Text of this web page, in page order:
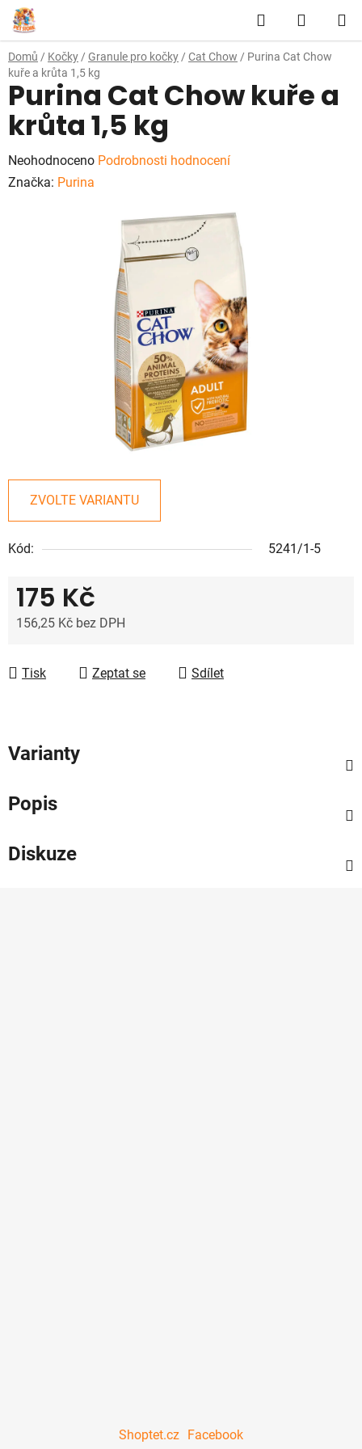
Přejít
na
obsah
Hledat
KOŠÍK
Domů / Kočky / Granule pro kočky / Cat Chow / Purina Cat Chow
kuře a krůta 1,5 kg
ZVOLTE VARIANTU
Kód: 5241/1-5
175 Kč
156,25 Kč bez DPH
Tisk
Zeptat se Sdílet
Purina Cat Chow kuře a
krůta 1,5 kg
Průměrné
hodnocení
Neohodnoceno Podrobnosti hodnocení
Značka: Purina
Varianty
Popis
Diskuze
Shoptet.cz Facebook